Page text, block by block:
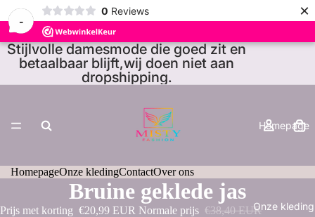
-
0 Reviews ×
Stijlvolle damesmode die goed zit en
betaalbaar blijft,wij doen niet aan
dropshipping.
Homepage
Onze kleding
HomepageOnze kledingContactOver ons
Bruine geklede jas
Prijs met korting €20,99 EUR Normale prijs €38,40 EUR